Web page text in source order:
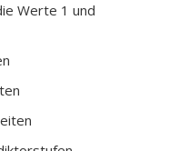
Werte 1 und